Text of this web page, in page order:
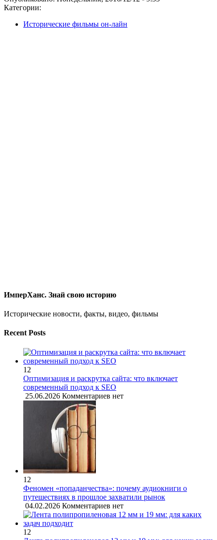
Категории:
Исторические фильмы он-лайн
ИмперХанс. Знай свою историю
Исторические новости, факты, видео, фильмы
Recent Posts
12
Оптимизация и раскрутка сайта: что включает
современный подход к SEO
25.06.2026 Комментариев нет
12
Феномен «попаданчества»: почему аудиокниги о
путешествиях в прошлое захватили рынок
04.02.2026 Комментариев нет
12